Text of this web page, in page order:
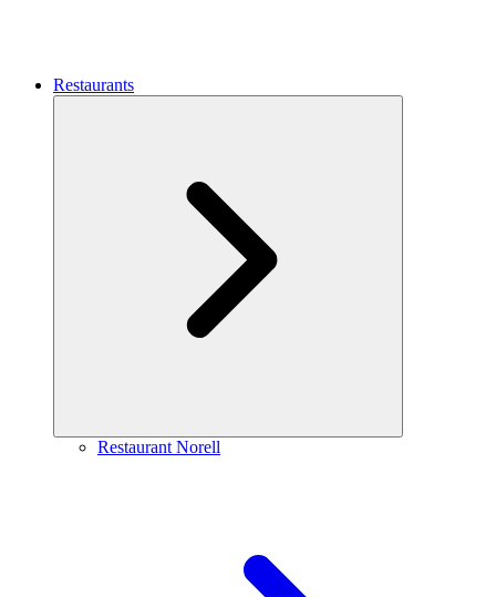
Restaurants
Restaurant Norell